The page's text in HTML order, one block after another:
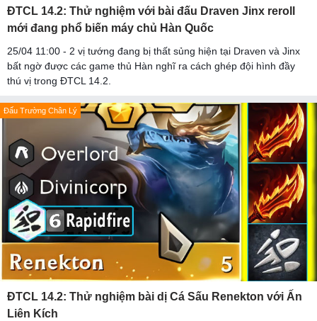
ĐTCL 14.2: Thử nghiệm với bài đấu Draven Jinx reroll
mới đang phổ biến máy chủ Hàn Quốc
25/04 11:00 - 2 vị tướng đang bị thất sủng hiện tại Draven và Jinx
bất ngờ được các game thủ Hàn nghĩ ra cách ghép đội hình đầy
thú vị trong ĐTCL 14.2.
Đấu Trường Chân Lý
ĐTCL 14.2: Thử nghiệm bài dị Cá Sấu Renekton với Ấn
Liên Kích